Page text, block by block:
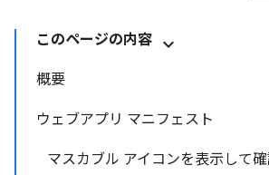
このページの内容
概要
ウェブアプリ マニフェスト
マスカブル アイコンを表示して